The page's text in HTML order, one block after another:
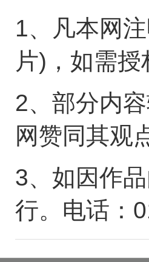
1、凡本网
片)，如需
2、部分内
网赞同其观
3、如因作
行。电话：